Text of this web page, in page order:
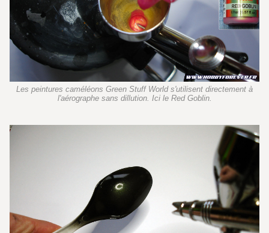
Les peintures caméléons Green Stuff World s'utilisent directement à
l'aérographe sans dillution. Ici le Red Goblin.